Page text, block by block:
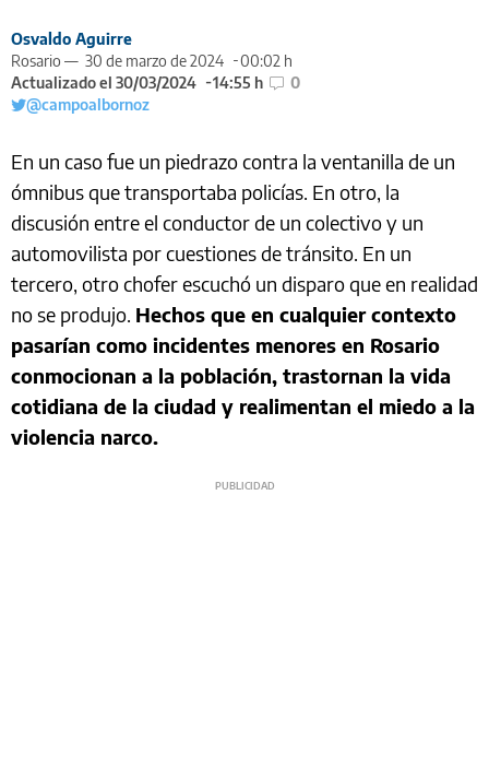
Osvaldo Aguirre
Rosario — 30 de marzo de 2024
00:02 h
Actualizado el 30/03/2024
14:55 h
0
@campoalbornoz
En un caso fue un piedrazo contra la ventanilla de un
ómnibus que transportaba policías. En otro, la
discusión entre el conductor de un colectivo y un
automovilista por cuestiones de tránsito. En un
tercero, otro chofer escuchó un disparo que en realidad
no se produjo. Hechos que en cualquier contexto
pasarían como incidentes menores en Rosario
conmocionan a la población, trastornan la vida
cotidiana de la ciudad y realimentan el miedo a la
violencia narco.